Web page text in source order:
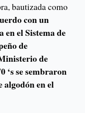
bautizada como
con un
en el Sistema de
de
de
‘s se sembraron
algodón en el